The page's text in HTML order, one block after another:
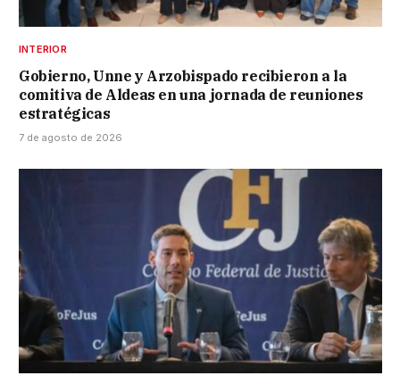
INTERIOR
Gobierno, Unne y Arzobispado recibieron a la
comitiva de Aldeas en una jornada de reuniones
estratégicas
7 de agosto de 2026